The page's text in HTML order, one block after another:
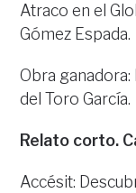
Atraco en el
Gómez Espada.
Obra
del Toro García.
Relato corto.
Accésit: